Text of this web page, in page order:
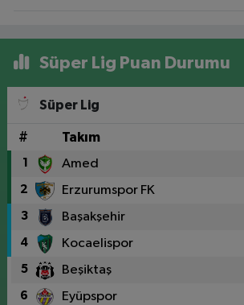
Süper Lig Puan Durumu
Süper Lig
# Takım
1 Amed
2 Erzurumspor FK
3 Başakşehir
4 Kocaelispor
5 Beşiktaş
6 Eyüpspor